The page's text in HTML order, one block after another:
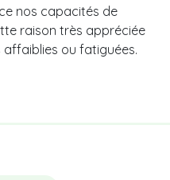
nos capacités de
raison très appréciée
ou fatiguées.